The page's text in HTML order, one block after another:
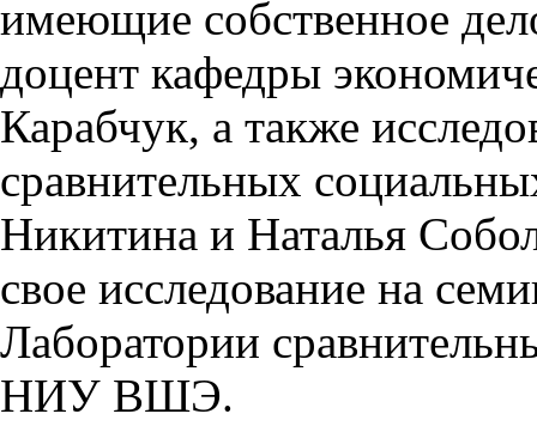
имеющие собственное
доцент кафедры
Карабчук, а также
сравнительных
Никитина и Наталья
свое исследование на
Лаборатории
НИУ ВШЭ.